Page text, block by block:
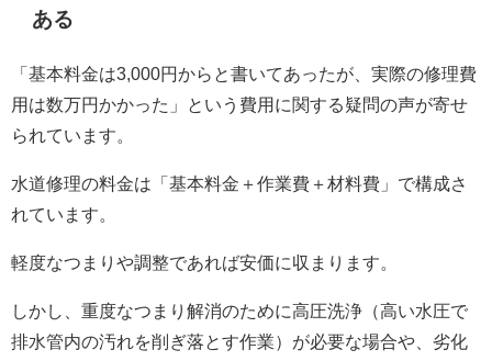
ある
「基本料金は3,000円からと書いてあったが、実際の修理費
用は数万円かかった」という費用に関する疑問の声が寄せ
られています。
水道修理の料金は「基本料金＋作業費＋材料費」で構成さ
れています。
軽度なつまりや調整であれば安価に収まります。
しかし、重度なつまり解消のために高圧洗浄（高い水圧で
排水管内の汚れを削ぎ落とす作業）が必要な場合や、劣化